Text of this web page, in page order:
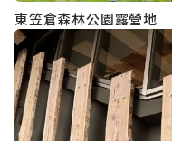
東笠倉森林公園露營地